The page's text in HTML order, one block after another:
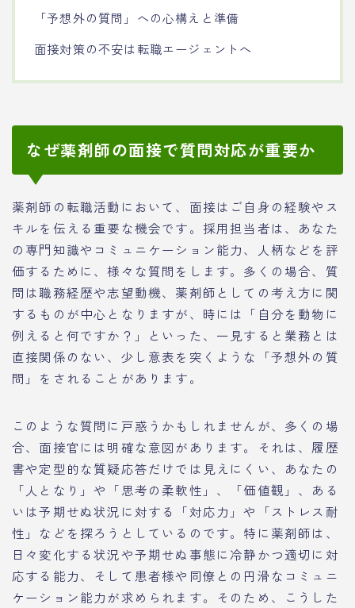
「予想外の質問」への心構えと準備
面接対策の不安は転職エージェントへ
なぜ薬剤師の面接で質問対応が重要か
薬剤師の転職活動において、面接はご自身の経験やス
キルを伝える重要な機会です。採用担当者は、あなた
の専門知識やコミュニケーション能力、人柄などを評
価するために、様々な質問をします。多くの場合、質
問は職務経歴や志望動機、薬剤師としての考え方に関
するものが中心となりますが、時には「自分を動物に
例えると何ですか？」といった、一見すると業務とは
直接関係のない、少し意表を突くような「予想外の質
問」をされることがあります。
このような質問に戸惑うかもしれませんが、多くの場
合、面接官には明確な意図があります。それは、履歴
書や定型的な質疑応答だけでは見えにくい、あなたの
「人となり」や「思考の柔軟性」、「価値観」、ある
いは予期せぬ状況に対する「対応力」や「ストレス耐
性」などを探ろうとしているのです。特に薬剤師は、
日々変化する状況や予期せぬ事態に冷静かつ適切に対
応する能力、そして患者様や同僚との円滑なコミュニ
ケーション能力が求められます。そのため、こうした